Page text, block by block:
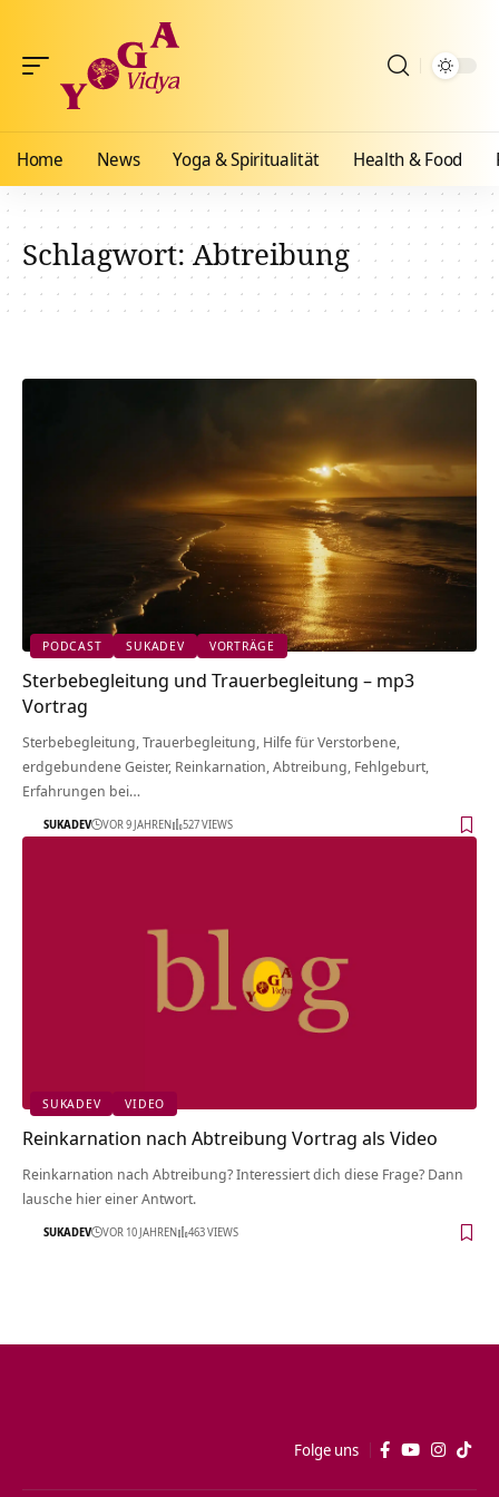
Home News Yoga & Spiritualität Health & Food
Schlagwort:Abtreibung
PODCAST SUKADEV VORTRÄGE
Sterbebegleitung und Trauerbegleitung – mp3
Vortrag
Sterbebegleitung, Trauerbegleitung, Hilfe für Verstorbene,
erdgebundene Geister, Reinkarnation, Abtreibung, Fehlgeburt,
Erfahrungen bei…
SUKADEV VOR 9 JAHREN 527 VIEWS
SUKADEV VIDEO
Reinkarnation nach Abtreibung Vortrag als Video
Reinkarnation nach Abtreibung? Interessiert dich diese Frage? Dann
lausche hier einer Antwort.
SUKADEV VOR 10 JAHREN 463 VIEWS
Folge uns